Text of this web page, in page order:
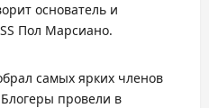
основатель и
Пол Марсиано.
самых ярких членов
провели в